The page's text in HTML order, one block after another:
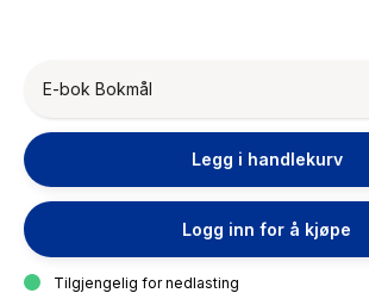
E-bok Bokmål
Legg i handlekurv
Logg inn for å kjøpe
Tilgjengelig for nedlasting